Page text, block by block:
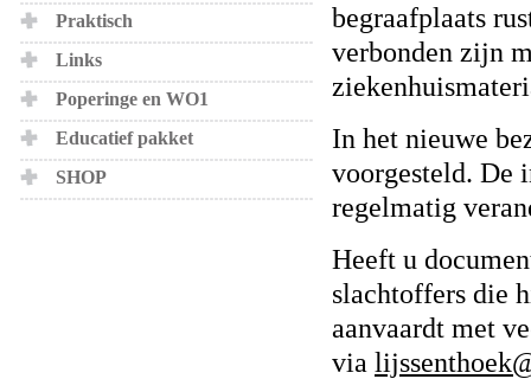
Praktisch
Links
Poperinge en WO1
Educatief pakket
SHOP
begraafplaats
verbonden zijn
In het nieuwe
voorgesteld. De
regelmatig
Heeft u
slachtoffers die
aanvaardt met
via